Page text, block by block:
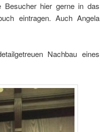
Besucher hier gerne in das
eintragen. Auch Angela
Nachbau eines